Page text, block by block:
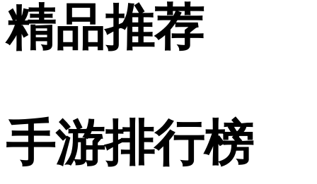
精品推荐
手游排行榜